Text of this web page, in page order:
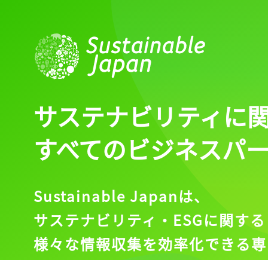
ログイン
会員登録
サステナビリティに
すべてのビジネスパ
Sustainable Japanは、
サステナビリティ・ESGに関する
様々な情報収集を効率化できる